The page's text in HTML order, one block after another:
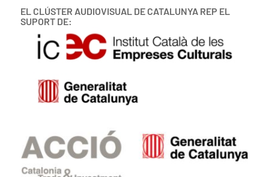
EL CLÚSTER AUDIOVISUAL DE CATALUNYA REP EL
SUPORT DE: